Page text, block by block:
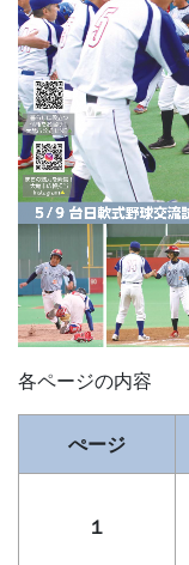
各ページの内容
ぺージ
１